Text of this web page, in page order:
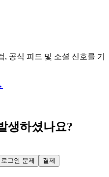
공식 피드 및 소셜 신호를 기
생하셨나요?
로그인 문제
결제